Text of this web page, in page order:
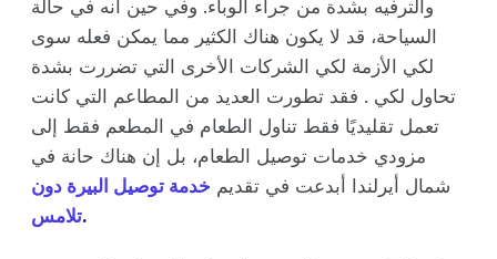
والترفيه بشدة من جراء الوباء. وفي حين أنه في حالة
السياحة، قد لا يكون هناك الكثير مما يمكن فعله سوى
لكي الأزمة لكي الشركات الأخرى التي تضررت بشدة
تحاول لكي . فقد تطورت العديد من المطاعم التي كانت
تعمل تقليديًا فقط تناول الطعام في المطعم فقط إلى
مزودي خدمات توصيل الطعام، بل إن هناك حانة في
شمال أيرلندا أبدعت في تقديم خدمة توصيل البيرة دون
تلامس.